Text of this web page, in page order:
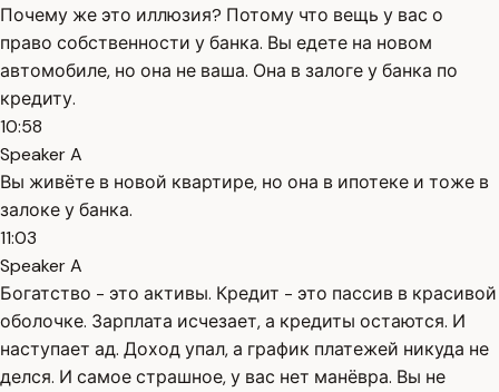
Почему же это иллюзия? Потому что вещь у вас о
право собственности у банка. Вы едете на новом
автомобиле, но она не ваша. Она в залоге у банка по
кредиту.
10:58
Speaker A
Вы живёте в новой квартире, но она в ипотеке и тоже в
залоке у банка.
11:03
Speaker A
Богатство - это активы. Кредит - это пассив в красивой
оболочке. Зарплата исчезает, а кредиты остаются. И
наступает ад. Доход упал, а график платежей никуда не
делся. И самое страшное, у вас нет манёвра. Вы не